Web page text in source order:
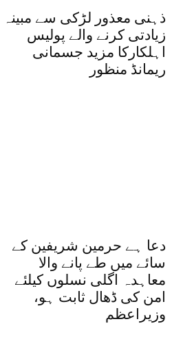
ذہنی معذور لڑکی سے مبینہ
زیادتی کرنے والے پولیس
اہلکارکا مزید جسمانی
ریمانڈ منظور
دعا ہے حرمین شریفین کے
سائے میں طے پانے والا
معاہدہ اگلی نسلوں کیلئے
امن کی ڈھال ثابت ہو،
وزیراعظم